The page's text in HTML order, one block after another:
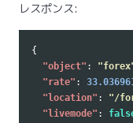
レスポンス:
{
"object" :
"rate" :
"location" : "/
"livemode" :